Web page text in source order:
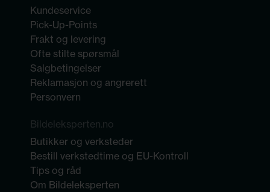
Kundeservice
Pick-Up-Points
Frakt og levering
Ofte stilte spørsmål
Salgbetingelser
Reklamasjon og angrerett
Personvern
Bildeleksperten.no
Butikker og verksteder
Bestill verkstedtime og EU-Kontroll
Tips og råd
Om Bildeleksperten